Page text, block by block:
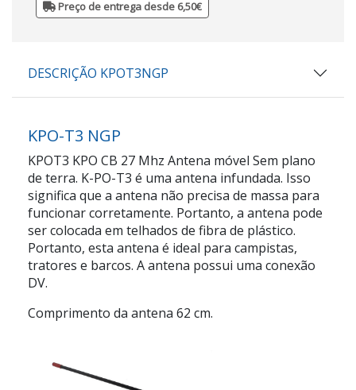
Preço de entrega desde 6,50€
DESCRIÇÃO KPOT3NGP
KPO-T3 NGP
KPOT3 KPO CB 27 Mhz Antena móvel Sem plano
de terra. K-PO-T3 é uma antena infundada. Isso
significa que a antena não precisa de massa para
funcionar corretamente. Portanto, a antena pode
ser colocada em telhados de fibra de plástico.
Portanto, esta antena é ideal para campistas,
tratores e barcos. A antena possui uma conexão
DV.
Comprimento da antena 62 cm.